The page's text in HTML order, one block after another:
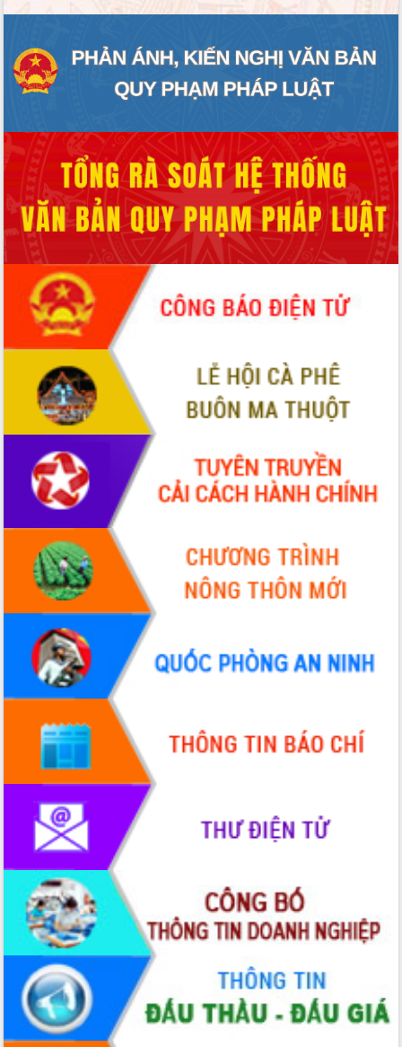
món ăn từ sầu riêng
Đắk Lắk công bố Quy hoạch và xúc
tiến đầu tư tỉnh
ứng để giữ vững thị trường xuất khẩu
Diễn đàn Kinh tế tư nhân Việt Nam đột
phá cơ chế - Hợp tác công tư
Đề án 06 tạo bước ngoặt đột phá trong
cải cách hành chính tỉnh Đắk Lắk
Kết nối tour, đẩy mạnh chuyển đổi số
để phát triển du lịch Đắk Lắk
Khởi động Dự án Đầu tư xây dựng hạ
tầng kỹ thuật Cụm công nghiệp Tân
Tiến
Gặp mặt các cơ quan báo chí nhân Kỷ
niệm 101 năm Ngày Báo chí Cách
mạng Việt Nam
Đắk Lắk sơ kết 4 năm triển khai thực
hiện Đề án 06 của Chính phủ
Họp báo thông tin về Hội nghị Công bố
Quy hoạch và Xúc tiến đầu tư tỉnh Đắk
Lắk
Khơi thông điểm nghẽn, đẩy nhanh
giải ngân vốn khắc phục thiên tai
HĐND tỉnh thông qua điều chỉnh Quy
hoạch tỉnh thời kỳ 2021-2030
Hội thảo góp ý hồ sơ điều chỉnh quy
hoạch tỉnh Đắk Lắk thời kỳ 2021-2030,
tầm nhìn đến năm 2050
Nâng cao hiệu quả hoạt động của các
doanh nghiệp nhà nước
Hội nghị triển khai kết nối mạng
truyền số liệu chuyên dùng phục vụ cơ
quan Đảng, Nhà nước
Lễ phát động chuỗi hoạt động chung
tay làm sạch môi trường
Xã Ea Kar bước chuyển mình trong
công tác cải cách hành chính mô hình
UBND tỉnh họp báo định kỳ tháng 4
năm 2026
Hội thảo khoa học “Giải pháp thúc đẩy
phát triển nền kinh tế xanh tại tỉnh
Đắk Lắk”
Tăng cường giám sát, đôn đốc thực
hiện nhiệm vụ quản lý tài sản công
hàng tuần
Tháo gỡ những vướng mắc, đẩy mạnh
công tác cải cách thủ tục hành chính
tại Trung tâm Phục vụ hành chính
công tỉnh